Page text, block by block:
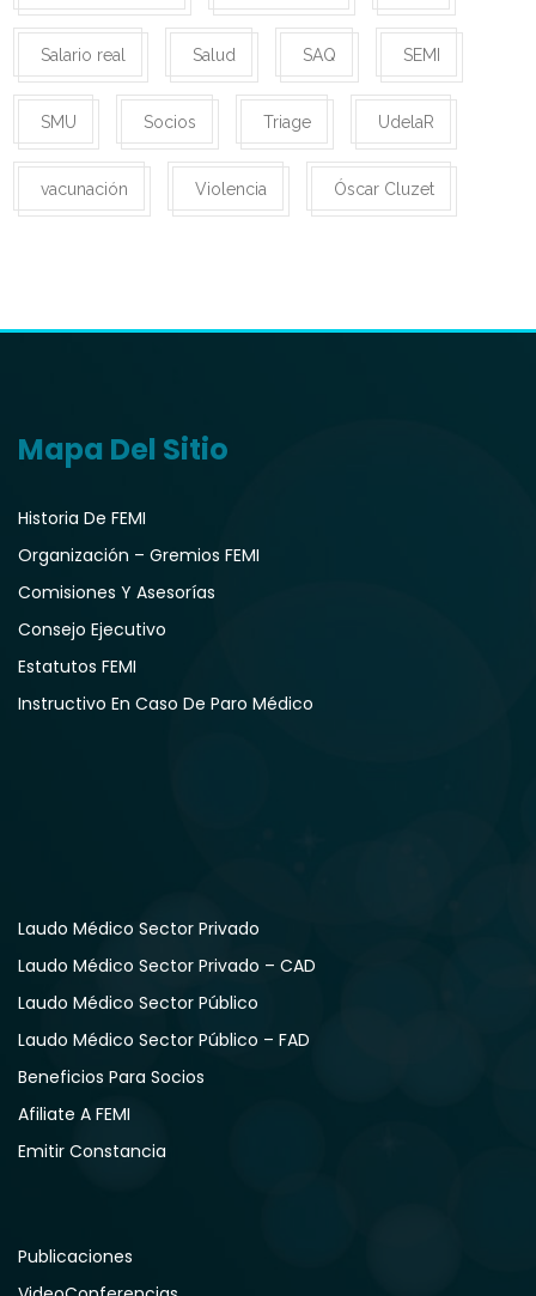
Salario real Salud SAQ SEMI
SMU Socios Triage UdelaR
vacunación Violencia Óscar Cluzet
Mapa Del Sitio
Historia De FEMI
Organización – Gremios FEMI
Comisiones Y Asesorías
Consejo Ejecutivo
Estatutos FEMI
Instructivo En Caso De Paro Médico
Laudo Médico Sector Privado
Laudo Médico Sector Privado – CAD
Laudo Médico Sector Público
Laudo Médico Sector Público – FAD
Beneficios Para Socios
Afiliate A FEMI
Emitir Constancia
Publicaciones